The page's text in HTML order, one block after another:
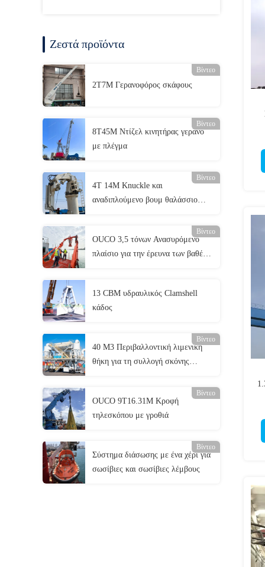
Ζεστά προϊόντα
Βίντεο
2T7M Γερανοφόρος σκάφους
Βίντεο
8T45M Ντίζελ κινητήρας γερανό
με πλέγμα
Βίντεο
4T 14M Knuckle και
αναδιπλούμενο βουμ θαλάσσιο
Βίντεο
OUCO 3,5 τόνων Ανασυρόμενο
πλαίσιο για την έρευνα των βαθέων
13 CBM υδραυλικός Clamshell
κάδος
Βίντεο
40 M3 Περιβαλλοντική λιμενική
θήκη για τη συλλογή σκόνης
Βίντεο
OUCO 9T16.31M Κροφή
τηλεσκόπου με γροθιά
Βίντεο
Σύστημα διάσωσης με ένα χέρι για
σωσίβιες και σωσίβιες λέμβους